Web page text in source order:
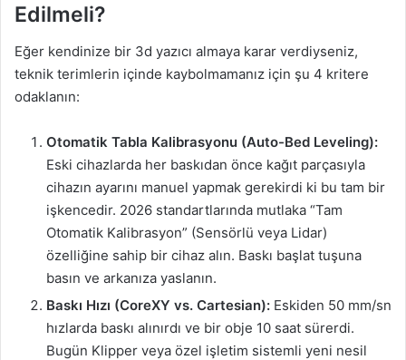
Edilmeli?
Eğer kendinize bir 3d yazıcı almaya karar verdiyseniz,
teknik terimlerin içinde kaybolmamanız için şu 4 kritere
odaklanın:
Otomatik Tabla Kalibrasyonu (Auto-Bed Leveling):
Eski cihazlarda her baskıdan önce kağıt parçasıyla
cihazın ayarını manuel yapmak gerekirdi ki bu tam bir
işkencedir. 2026 standartlarında mutlaka “Tam
Otomatik Kalibrasyon” (Sensörlü veya Lidar)
özelliğine sahip bir cihaz alın. Baskı başlat tuşuna
basın ve arkanıza yaslanın.
Baskı Hızı (CoreXY vs. Cartesian): Eskiden 50 mm/sn
hızlarda baskı alınırdı ve bir obje 10 saat sürerdi.
Bugün Klipper veya özel işletim sistemli yeni nesil